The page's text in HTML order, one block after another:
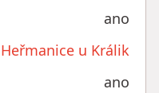
ano
Heřmanice u Králik
ano